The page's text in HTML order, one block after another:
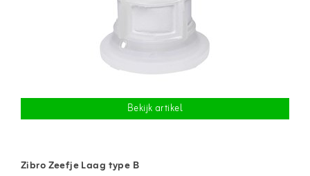
Bekijk artikel
Zibro Zeefje Laag type B